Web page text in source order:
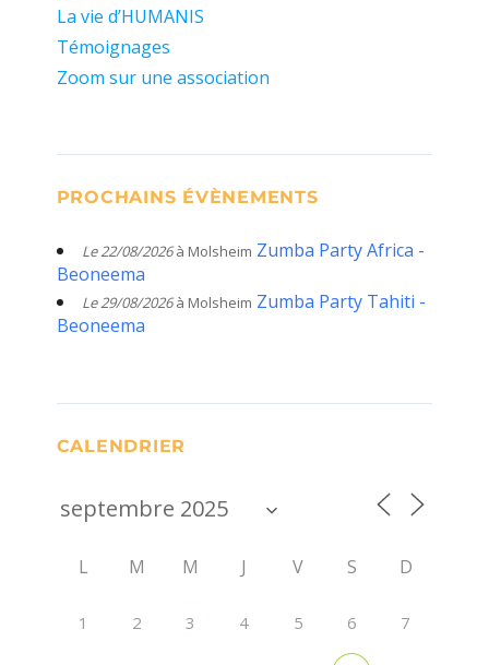
La vie d’HUMANIS
Témoignages
Zoom sur une association
PROCHAINS ÉVÈNEMENTS
Le 22/08/2026à Molsheim Zumba Party Africa -
Beoneema
Le 29/08/2026à Molsheim Zumba Party Tahiti -
Beoneema
CALENDRIER
L M M J V S D
1 2 3 4 5 6 7